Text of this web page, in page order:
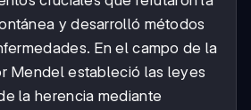
y desarrolló métodos
En el campo de la
Mendel estableció las leyes
la herencia mediante